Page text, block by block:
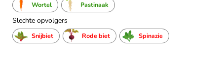
Wortel Pastinaak
Slechte opvolgers
Snijbiet Rode biet Spinazie